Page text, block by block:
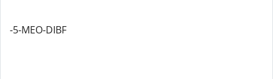
-5-MEO-DIBF